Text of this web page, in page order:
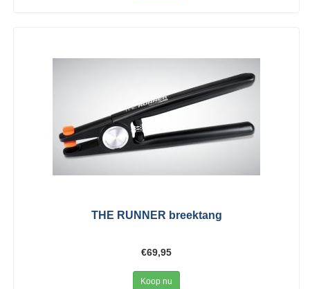
THE RUNNER breektang
€69,95
Koop nu